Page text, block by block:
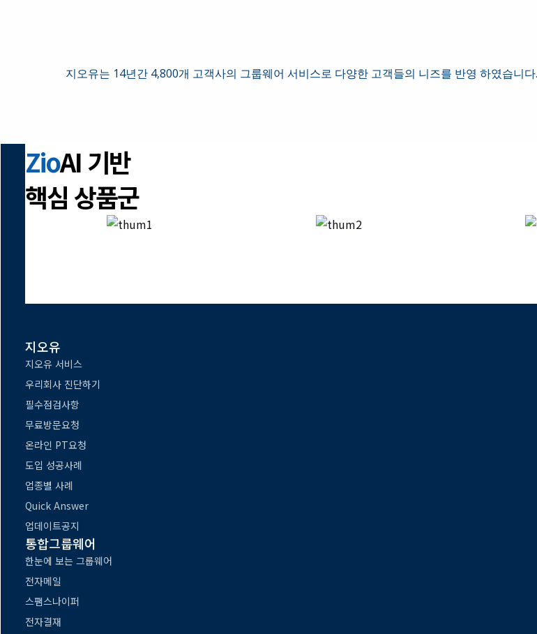
지오유는 14년간 4,800개 고객사의 그룹웨어 서비스로 다양한 고객들의 니즈를 반영 하였습니
ZioAI 기반
핵심 상품군
지오유
지오유 서비스
우리회사 진단하기
필수점검사항
무료방문요청
온라인 PT요청
도입 성공사례
업종별 사례
Quick Answer
업데이트공지
통합그룹웨어
한눈에 보는 그룹웨어
전자메일
스팸스나이퍼
전자결재